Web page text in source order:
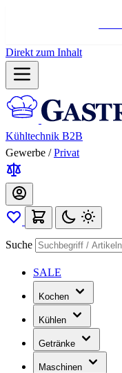
Direkt zum Inhalt
Kühltechnik B2B
Gewerbe / Privat
Suche
SALE
Kochen
Kühlen
Getränke
Maschinen